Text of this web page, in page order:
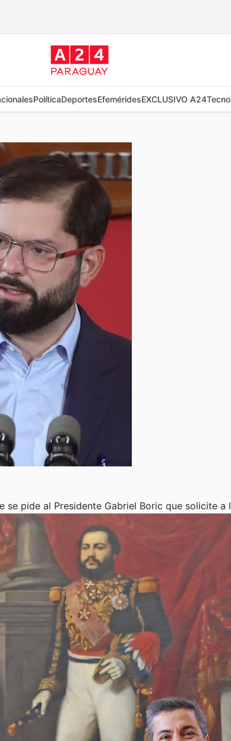
PolíticaDeportesEfeméridesEXCLUSIVO A24
se pide al Presidente Gabriel Boric que solicite